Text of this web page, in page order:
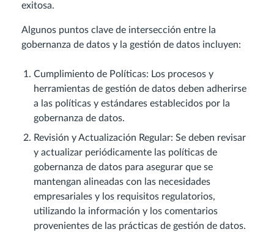
exitosa.
Algunos puntos clave de intersección entre la
gobernanza de datos y la gestión de datos incluyen:
Cumplimiento de Políticas: Los procesos y
herramientas de gestión de datos deben adherirse
a las políticas y estándares establecidos por la
gobernanza de datos.
Revisión y Actualización Regular: Se deben revisar
y actualizar periódicamente las políticas de
gobernanza de datos para asegurar que se
mantengan alineadas con las necesidades
empresariales y los requisitos regulatorios,
utilizando la información y los comentarios
provenientes de las prácticas de gestión de datos.